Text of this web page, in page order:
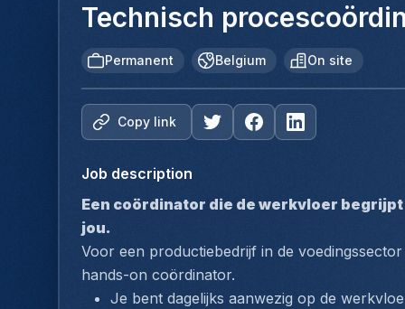
Technisch
Permanent Belgium On site
Copy link
Job description
Een coördinator die de werkvloer
jou.
Voor een productiebedrijf in de
hands-on coördinator.
Je bent dagelijks aanwezig op de